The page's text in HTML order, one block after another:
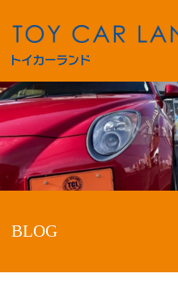
BLOG